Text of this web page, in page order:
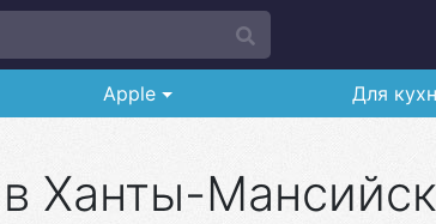
Apple Для
Ханты-